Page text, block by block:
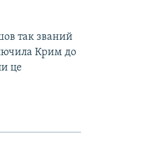
так званий
Крим до
це